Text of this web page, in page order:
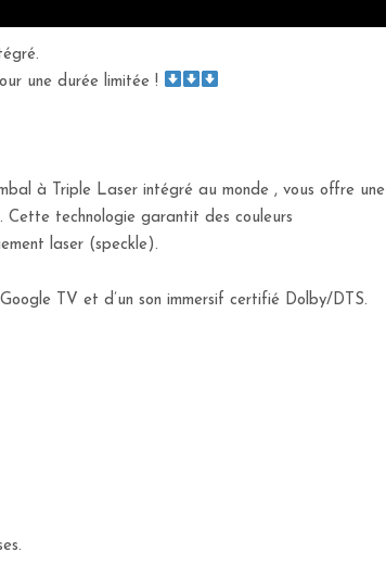
une durée limitée !
à Triple Laser intégré au monde , vous offre une
technologie garantit des couleurs
laser (speckle).
TV et d’un son immersif certifié Dolby/DTS.